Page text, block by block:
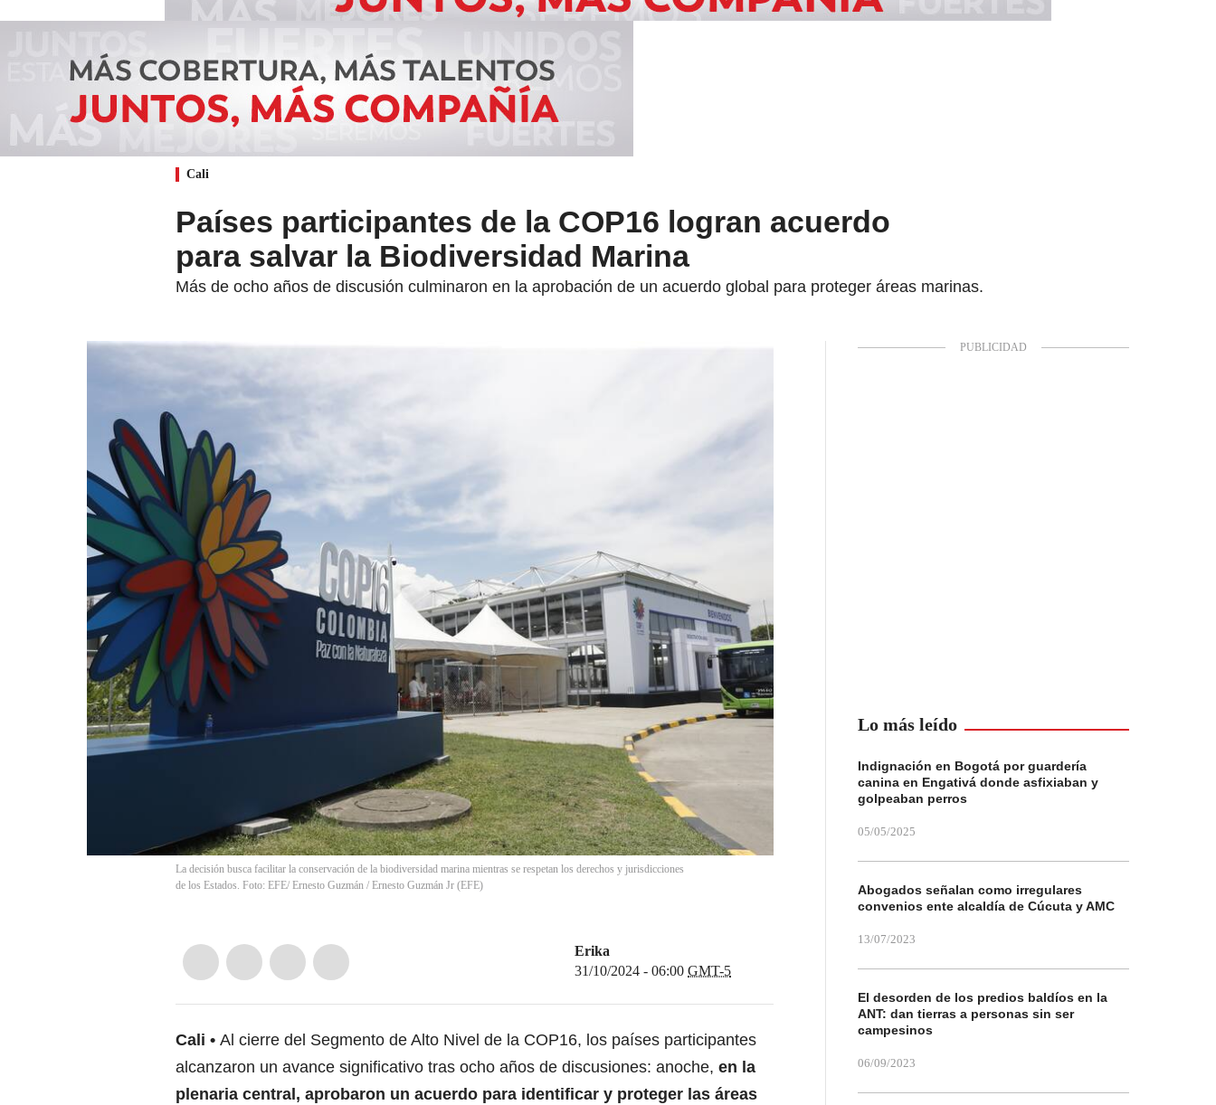
Cali
Países participantes de la COP16 logran acuerdo
para salvar la Biodiversidad Marina
Más de ocho años de discusión culminaron en la aprobación de un acuerdo global para proteger áreas marinas.
La decisión busca facilitar la conservación de la biodiversidad marina mientras se respetan los derechos y jurisdicciones
de los Estados. Foto: EFE/ Ernesto Guzmán / Ernesto Guzmán Jr (EFE)
Erika
31/10/2024 - 06:00 GMT-5
Cali
Al cierre del Segmento de Alto Nivel de la COP16, los países participantes
alcanzaron un avance significativo tras ocho años de discusiones: anoche, en la
plenaria central, aprobaron un acuerdo para identificar y proteger las áreas
Lo más leído
Indignación en Bogotá por guardería
canina en Engativá donde asfixiaban y
golpeaban perros
05/05/2025
Abogados señalan como irregulares
convenios ente alcaldía de Cúcuta y AMC
13/07/2023
El desorden de los predios baldíos en la
ANT: dan tierras a personas sin ser
campesinos
06/09/2023